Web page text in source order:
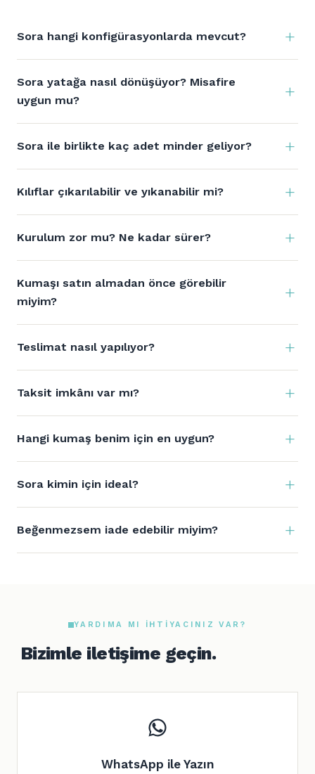
Sora hangi konfigürasyonlarda mevcut?
Sora yatağa nasıl dönüşüyor? Misafire
uygun mu?
Sora ile birlikte kaç adet minder geliyor?
Kılıflar çıkarılabilir ve yıkanabilir mi?
Kurulum zor mu? Ne kadar sürer?
Kumaşı satın almadan önce görebilir
miyim?
Teslimat nasıl yapılıyor?
Taksit imkânı var mı?
Hangi kumaş benim için en uygun?
Sora kimin için ideal?
Beğenmezsem iade edebilir miyim?
YARDIMA MI IHTIYACINIZ VAR?
Bizimle iletişime geçin.
WhatsApp ile Yazın